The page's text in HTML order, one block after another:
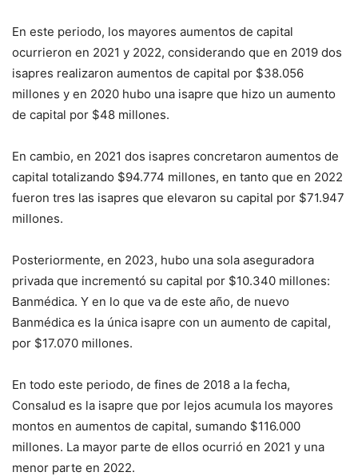
En este periodo, los mayores aumentos de capital
ocurrieron en 2021 y 2022, considerando que en 2019 dos
isapres realizaron aumentos de capital por $38.056
millones y en 2020 hubo una isapre que hizo un aumento
de capital por $48 millones.
En cambio, en 2021 dos isapres concretaron aumentos de
capital totalizando $94.774 millones, en tanto que en 2022
fueron tres las isapres que elevaron su capital por $71.947
millones.
Posteriormente, en 2023, hubo una sola aseguradora
privada que incrementó su capital por $10.340 millones:
Banmédica. Y en lo que va de este año, de nuevo
Banmédica es la única isapre con un aumento de capital,
por $17.070 millones.
En todo este periodo, de fines de 2018 a la fecha,
Consalud es la isapre que por lejos acumula los mayores
montos en aumentos de capital, sumando $116.000
millones. La mayor parte de ellos ocurrió en 2021 y una
menor parte en 2022.